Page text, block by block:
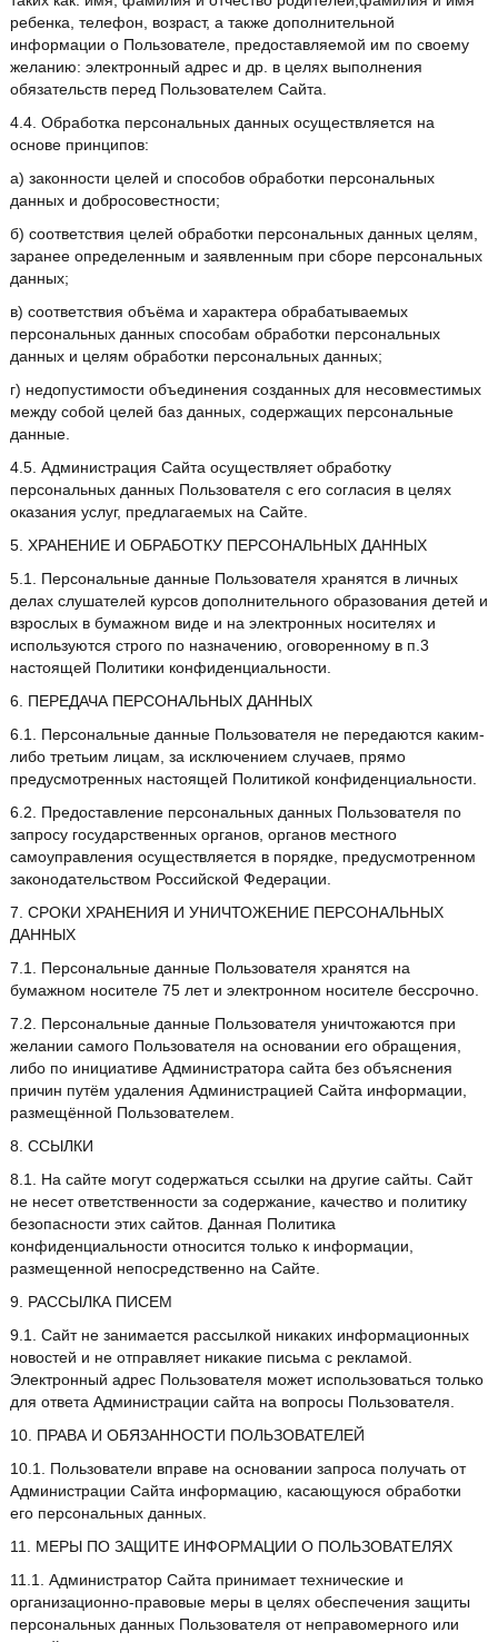
ребенка, телефон, возраст, а также дополнительной
информации о Пользователе, предоставляемой им по своему
желанию: электронный адрес и др. в целях выполнения
обязательств перед Пользователем Сайта.
4.4. Обработка персональных данных осуществляется на
основе принципов:
а) законности целей и способов обработки персональных
данных и добросовестности;
б) соответствия целей обработки персональных данных целям,
заранее определенным и заявленным при сборе персональных
данных;
в) соответствия объёма и характера обрабатываемых
персональных данных способам обработки персональных
данных и целям обработки персональных данных;
г) недопустимости объединения созданных для несовместимых
между собой целей баз данных, содержащих персональные
данные.
4.5. Администрация Сайта осуществляет обработку
персональных данных Пользователя с его согласия в целях
оказания услуг, предлагаемых на Сайте.
5. ХРАНЕНИЕ И ОБРАБОТКУ ПЕРСОНАЛЬНЫХ ДАННЫХ
5.1. Персональные данные Пользователя хранятся в личных
делах слушателей курсов дополнительного образования детей и
взрослых в бумажном виде и на электронных носителях и
используются строго по назначению, оговоренному в п.3
настоящей Политики конфиденциальности.
6. ПЕРЕДАЧА ПЕРСОНАЛЬНЫХ ДАННЫХ
6.1. Персональные данные Пользователя не передаются каким-
либо третьим лицам, за исключением случаев, прямо
предусмотренных настоящей Политикой конфиденциальности.
6.2. Предоставление персональных данных Пользователя по
запросу государственных органов, органов местного
самоуправления осуществляется в порядке, предусмотренном
законодательством Российской Федерации.
7. СРОКИ ХРАНЕНИЯ И УНИЧТОЖЕНИЕ ПЕРСОНАЛЬНЫХ
ДАННЫХ
7.1. Персональные данные Пользователя хранятся на
бумажном носителе 75 лет и электронном носителе бессрочно.
7.2. Персональные данные Пользователя уничтожаются при
желании самого Пользователя на основании его обращения,
либо по инициативе Администратора сайта без объяснения
причин путём удаления Администрацией Сайта информации,
размещённой Пользователем.
8. ССЫЛКИ
8.1. На сайте могут содержаться ссылки на другие сайты. Сайт
не несет ответственности за содержание, качество и политику
безопасности этих сайтов. Данная Политика
конфиденциальности относится только к информации,
размещенной непосредственно на Сайте.
9. РАССЫЛКА ПИСЕМ
9.1. Сайт не занимается рассылкой никаких информационных
новостей и не отправляет никакие письма с рекламой.
Электронный адрес Пользователя может использоваться только
для ответа Администрации сайта на вопросы Пользователя.
10. ПРАВА И ОБЯЗАННОСТИ ПОЛЬЗОВАТЕЛЕЙ
10.1. Пользователи вправе на основании запроса получать от
Администрации Сайта информацию, касающуюся обработки
его персональных данных.
11. МЕРЫ ПО ЗАЩИТЕ ИНФОРМАЦИИ О ПОЛЬЗОВАТЕЛЯХ
11.1. Администратор Сайта принимает технические и
организационно-правовые меры в целях обеспечения защиты
персональных данных Пользователя от неправомерного или